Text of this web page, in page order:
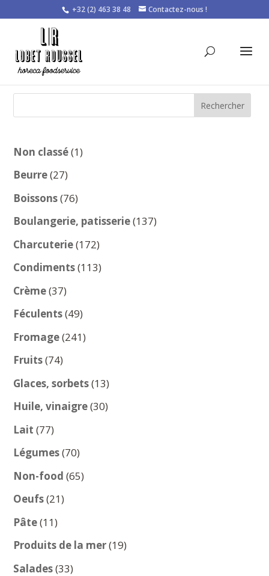
+32 (2) 463 38 48 Contactez-nous !
Rechercher
Non classé 11
Beurre 2727
produits
Boissons 7676
produits
Boulangerie, patisserie 137137
Charcuterie 172172
produits
Condiments 113113
Crème 3737
produits
Féculents 4949
produits
Fromage 241241
Fruits 7474
produits
Glaces, sorbets 1313
produits
Huile, vinaigre 3030
Lait 7777
produits
Légumes 7070
produits
Non-food 6565
Oeufs 2121
Pâte 1111
produits
Produits de la mer 1919
Salades 3333